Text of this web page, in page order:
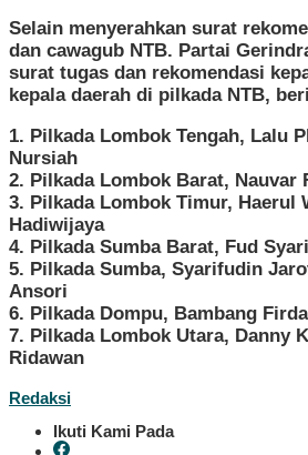
Selain menyerahkan surat
dan cawagub NTB. Partai
surat tugas dan rekomendasi
kepala daerah di pilkada NTB,
1. Pilkada Lombok Tengah, Lalu
Nursiah
2. Pilkada Lombok Barat, Nauvar
3. Pilkada Lombok Timur, Haerul
Hadiwijaya
4. Pilkada Sumba Barat, Fud
5. Pilkada Sumba, Syarifudin
Ansori
6. Pilkada Dompu, Bambang
7. Pilkada Lombok Utara, Danny
Ridawan
Redaksi
Ikuti Kami Pada